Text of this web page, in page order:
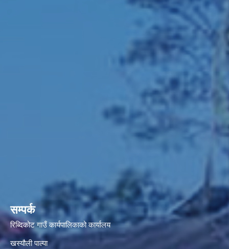
सम्पर्क
रिब्दिकोट गाउँ कार्यपालिकाको कार्यालय
खस्यौली पाल्पा